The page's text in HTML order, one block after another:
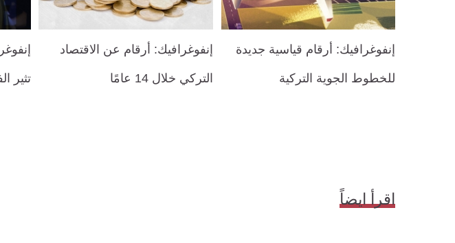
إنفوغرافيك: أرقام قياسية جديدة
للخطوط الجوية التركية
إنفوغرافيك: أرقام عن الاقتصاد
التركي خلال 14 عامًا تثير
اقرأ ايضاً